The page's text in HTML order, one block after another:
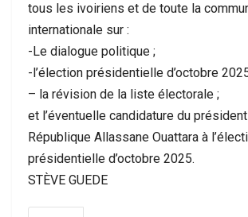
tous les ivoiriens et de toute la
internationale sur :
-Le dialogue politique ;
-l’élection présidentielle d’octobre
– la révision de la liste électorale ;
et l’éventuelle candidature du
République Allassane Ouattara à
présidentielle d’octobre 2025.
STÈVE GUEDE